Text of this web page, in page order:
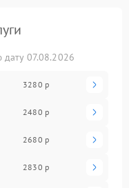
07.08.2026
3280 р
2480 р
2680 р
2830 р